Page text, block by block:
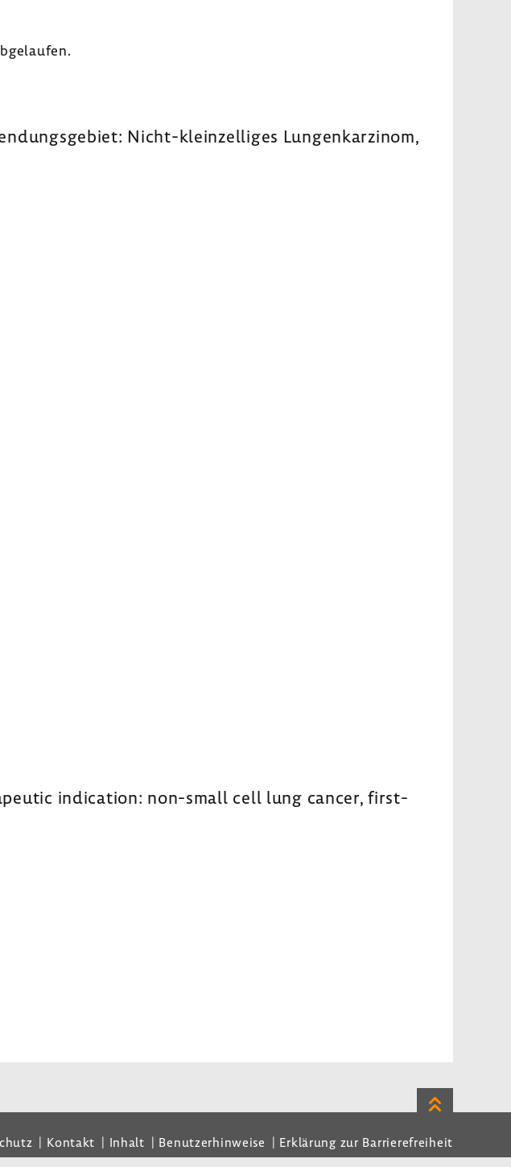
Nicht-​kleinzelliges Lungen­kar­zinom,
indication: non-small cell lung cancer, first-
Zum
Kontakt Inhalt Benutzerhinweise Erklärung zur Barrierefreiheit